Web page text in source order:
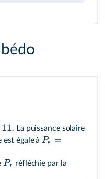
11. La puissance solaire
est égale à Ps =
Pr réfléchie par la